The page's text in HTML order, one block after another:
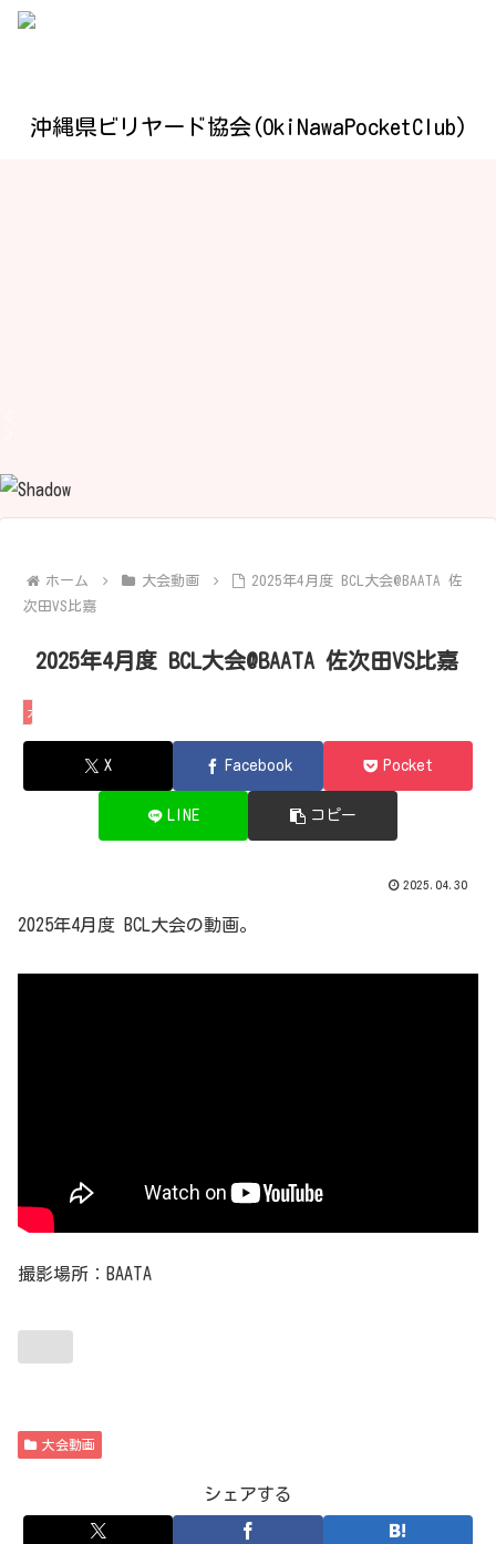
沖縄県ビリヤード協会(OkiNawaPocketClub)
ホーム 大会動画
2025年4月度 BCL大会@BAATA 佐
次田VS比嘉
2025年4月度 BCL大会@BAATA 佐次田VS比嘉
大会動画
X Facebook Pocket
LINE コピー
2025.04.30
2025年4月度 BCL大会の動画。
撮影場所：BAATA
大会動画
シェアする